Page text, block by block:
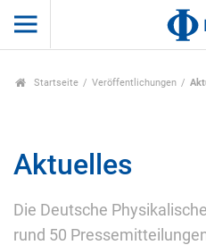
Startseite Veröffentlichungen
Aktuelles
Die Deutsche
rund 50